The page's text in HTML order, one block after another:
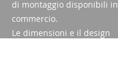
di montaggio disponibili in
commercio.
Le dimensioni e il design